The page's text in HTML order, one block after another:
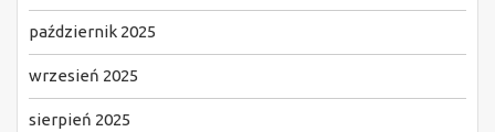
październik 2025
wrzesień 2025
sierpień 2025